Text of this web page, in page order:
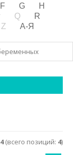
F G
H
Q
R
Z А-Я
4(всего позиций: 4)